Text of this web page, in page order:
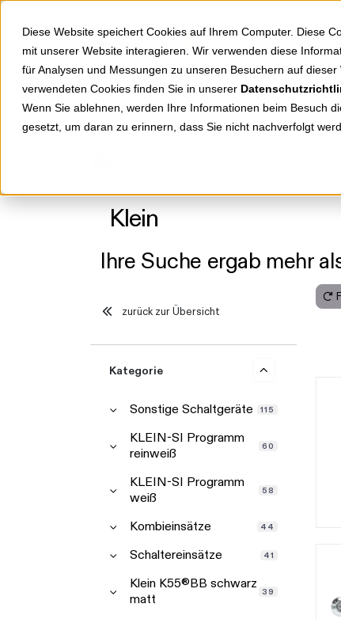
Diese Website speichert Cookies auf Ihrem Computer. Diese
mit unserer Website interagieren. Wir verwenden diese
für Analysen und Messungen zu unseren Besuchern auf
verwendeten Cookies finden Sie in unserer
Wenn Sie ablehnen, werden Ihre Informationen beim Besuch
gesetzt, um daran zu erinnern, dass Sie nicht nachverfolgt
Springe zu Hauptinhalt
Markenwelten
Klein
Ihre Suche ergab mehr
zurück zur Übersicht
Kategorie
Sonstige Schaltgeräte 115
KLEIN-SI Programm
reinweiß
60
KLEIN-SI Programm
weiß
58
Kombieinsätze 44
Schaltereinsätze 41
Klein K55®BB schwarz
matt
39